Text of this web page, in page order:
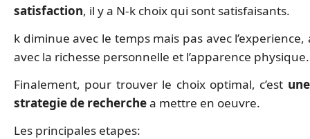
satisfaction, il y a N-k choix qui sont satisfaisants.
k diminue avec le temps mais pas avec
avec la richesse personnelle et l’apparence physique.
Finalement, pour trouver le choix optimal, c’est
strategie de recherchea mettre en oeuvre.
Les principales etapes: